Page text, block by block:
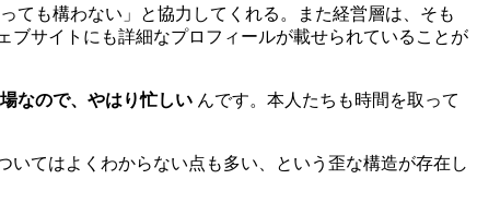
ても構わない」と協力してくれる。また経営層は、そも
サイトにも詳細なプロフィールが載せられていることが
なので、やはり忙しい んです。本人たちも時間を取って
てはよくわからない点も多い、という歪な構造が存在し